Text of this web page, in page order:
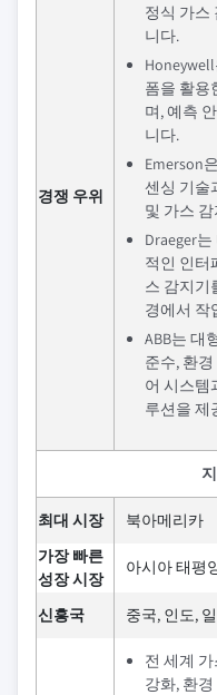
경쟁 우위
정식 가스
니다.
폼을 활용
며, 예측
니다.
Emerson
센싱 기술
및 가스
Draeger
적인 인터
스 감지기
경에서 작
ABB는 대
준수, 환
어 시스템
루션을 제
최대 시장
북아메리카
가장 빠른
성장 시장
아시아 태평
신흥국 중국, 인도,
전 세계
강화, 환